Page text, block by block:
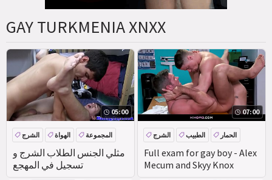
GAY TURKMENIA XNXX
05:00
مثلي الجنس الطلاب الشرج و
تسجيل في المهجع
الشرج الهواة
المجموعة
الواقع
07:00
Full exam for gay boy - Alex
Mecum and Skyy Knox
الشرج الطبيب الحمار